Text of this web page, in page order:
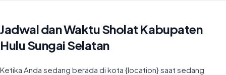
Jadwal dan Waktu Sholat Kabupaten
Hulu Sungai Selatan
Ketika Anda sedang berada di kota {location} saat sedang